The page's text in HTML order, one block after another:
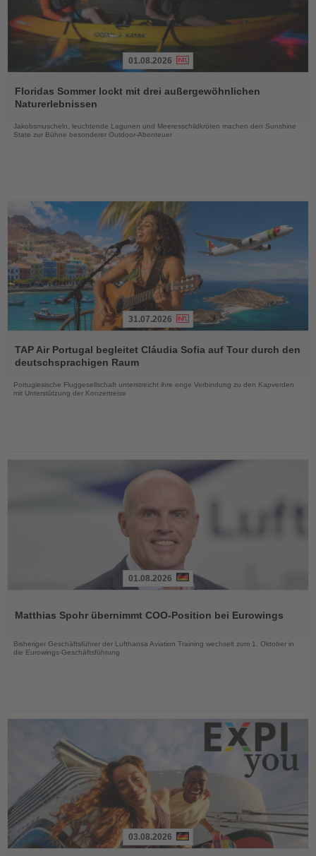
Sie
die
01.08.2026
Floridas Sommer lockt mit drei außergewöhnlichen
Naturerlebnissen
Jakobsmuscheln, leuchtende Lagunen und Meeresschildkröten machen den Sunshine
State zur Bühne besonderer Outdoor-Abenteuer
Sie
die
31.07.2026
TAP Air Portugal begleitet Cláudia Sofia auf Tour durch den
deutschsprachigen Raum
Portugiesische Fluggesellschaft unterstreicht ihre enge Verbindung zu den Kapverden
mit Unterstützung der Konzertreise
die
01.08.2026
Matthias Spohr übernimmt COO-Position bei Eurowings
Bisheriger Geschäftsführer der Lufthansa Aviation Training wechselt zum 1. Oktober in
die Eurowings-Geschäftsführung
03.08.2026